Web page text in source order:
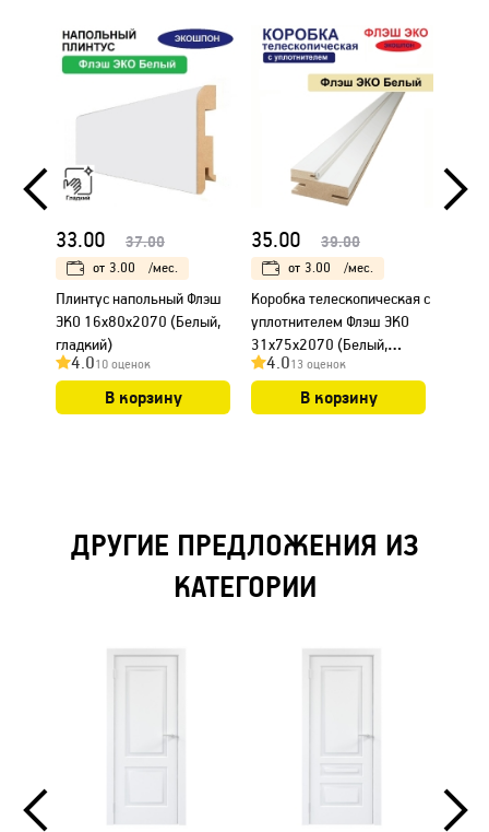
33.00 37.00
от 3.00 /мес.
Плинтус напольный Флэш
ЭКО 16х80х2070 (Белый,
гладкий)
4.010 оценок
В корзину
35.00 39.00
от 3.00 /мес.
Коробка телескопическая с
уплотнителем Флэш ЭКО
31х75х2070 (Белый,
гладкий)
4.013 оценок
В корзину
ДРУГИЕ ПРЕДЛОЖЕНИЯ ИЗ
КАТЕГОРИИ